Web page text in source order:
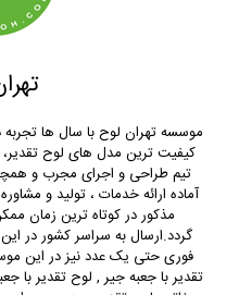
موسسه تهران لوح با سال ها تجربه
کیفیت ترین مدل های لوح تقدیر،
تیم طراحی و اجرای مجرب و
آماده ارائه خدمات ، تولید و
مذکور در کوتاه ترین زمان
گردد.ارسال به سراسر کشور در
فوری حتی یک عدد نیز در این
تقدیر با جعبه جیر , لوح تقدیر با